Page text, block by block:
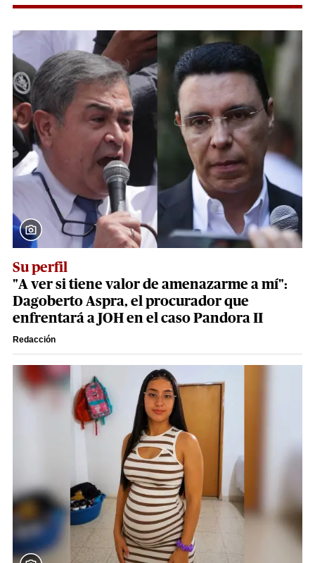
Su perfil
"A ver si tiene valor de amenazarme a mí":
Dagoberto Aspra, el procurador que
enfrentará a JOH en el caso Pandora II
Redacción